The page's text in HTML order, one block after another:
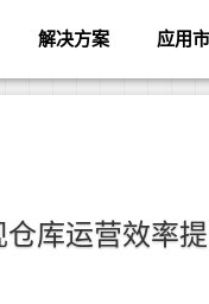
解决方案 应用
库运营效率